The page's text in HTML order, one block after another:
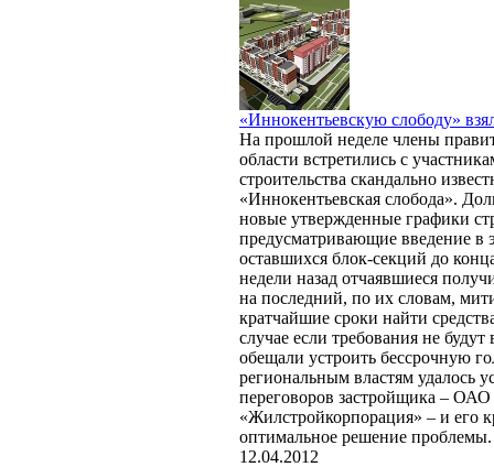
«Иннокентьевскую слободу»
На прошлой неделе члены
области встретились с
строительства скандально
«Иннокентьевская слобода».
новые утвержденные графики
предусматривающие введение в
оставшихся блок-секций до
недели назад отчаявшиеся
на последний, по их словам,
кратчайшие сроки найти
случае если требования не
обещали устроить бессрочную
региональным властям удалось
переговоров застройщика – ОАО
«Жилстройкорпорация» – и его
оптимальное решение проблемы.
12.04.2012